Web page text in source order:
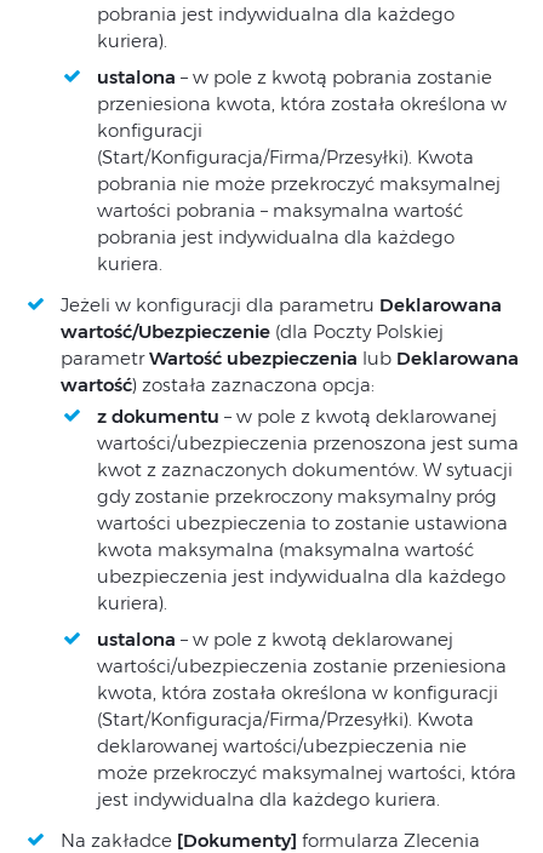
pobrania jest indywidualna dla każdego
kuriera).
ustalona – w pole z kwotą pobrania zostanie
przeniesiona kwota, która została określona w
konfiguracji
(Start/Konfiguracja/Firma/Przesyłki). Kwota
pobrania nie może przekroczyć maksymalnej
wartości pobrania – maksymalna wartość
pobrania jest indywidualna dla każdego
kuriera.
Jeżeli w konfiguracji dla parametru Deklarowana
wartość/Ubezpieczenie (dla Poczty Polskiej
parametrWartość ubezpieczenia lub Deklarowana
wartość) została zaznaczona opcja:
z dokumentu – w pole z kwotą deklarowanej
wartości/ubezpieczenia przenoszona jest suma
kwot z zaznaczonych dokumentów. W sytuacji
gdy zostanie przekroczony maksymalny próg
wartości ubezpieczenia to zostanie ustawiona
kwota maksymalna (maksymalna wartość
ubezpieczenia jest indywidualna dla każdego
kuriera).
ustalona – w pole z kwotą deklarowanej
wartości/ubezpieczenia zostanie przeniesiona
kwota, która została określona w konfiguracji
(Start/Konfiguracja/Firma/Przesyłki). Kwota
deklarowanej wartości/ubezpieczenia nie
może przekroczyć maksymalnej wartości, która
jest indywidualna dla każdego kuriera.
Na zakładce [Dokumenty] formularza Zlecenia